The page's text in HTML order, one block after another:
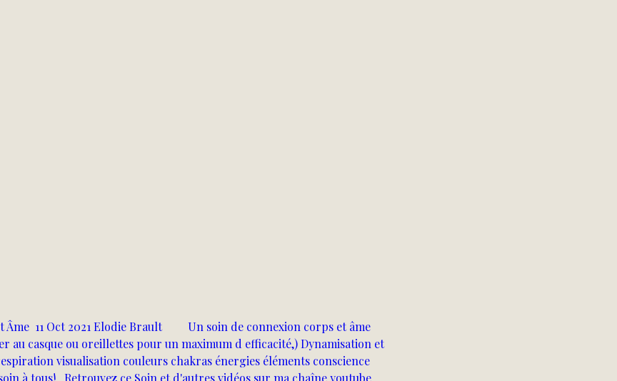
11 Oct 2021 Elodie Brault         Un soin de connexion corps et âme
au casque ou oreillettes pour un maximum d efficacité,) Dynamisation et
visualisation couleurs chakras énergies éléments conscience
à tous!   Retrouvez ce Soin et d'autres vidéos sur ma chaîne youtube